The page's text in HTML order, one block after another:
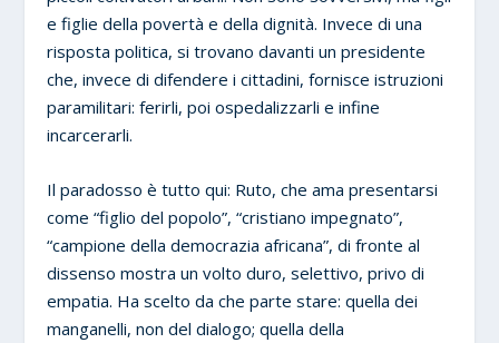
e figlie della povertà e della dignità. Invece di una
risposta politica, si trovano davanti un presidente
che, invece di difendere i cittadini, fornisce istruzioni
paramilitari: ferirli, poi ospedalizzarli e infine
incarcerarli.
Il paradosso è tutto qui: Ruto, che ama presentarsi
come “figlio del popolo”, “cristiano impegnato”,
“campione della democrazia africana”, di fronte al
dissenso mostra un volto duro, selettivo, privo di
empatia. Ha scelto da che parte stare: quella dei
manganelli, non del dialogo; quella della